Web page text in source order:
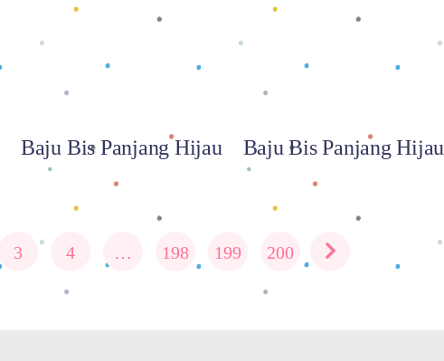
Baca selengkapnya
Baju Bis Panjang Hijau
Baca selengkapnya
Baju Bis Panjang Hijau
3 4 … 198 199 200